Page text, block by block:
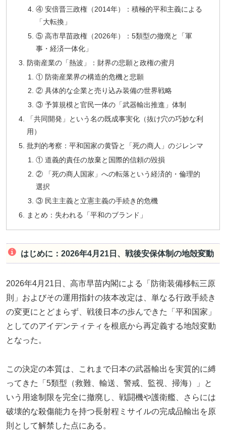
④ 安倍晋三政権（2014年）：積極的平和主義による
「大転換」
⑤ 高市早苗政権（2026年）：5類型の撤廃と「軍
事・経済一体化」
防衛産業の「熱波」：財界の悲願と政権の蜜月
① 防衛産業界の構造的危機と悲願
② 具体的な企業と売り込み装備の世界戦略
③ 予算規模と官民一体の「武器輸出推進」体制
「共同開発」という名の既成事実化（抜け穴の巧妙な利
用）
批判的考察：平和国家の黄昏と「死の商人」のジレンマ
① 道義的責任の放棄と国際的信頼の毀損
② 「死の商人国家」への転落という経済的・倫理的
選択
③ 民主主義と立憲主義の手続き的危機
まとめ：失われる「平和のブランド」
はじめに：2026年4月21日、戦後安保体制の地殻変動
2026年4月21日、高市早苗内閣による「防衛装備移転三原
則」およびその運用指針の抜本改定は、単なる行政手続き
の変更にとどまらず、戦後日本の歩んできた「平和国家」
としてのアイデンティティを根底から再定義する地殻変動
となった。
この決定の本質は、これまで日本の武器輸出を実質的に縛
ってきた「5類型（救難、輸送、警戒、監視、掃海）」と
いう用途制限を完全に撤廃し、戦闘機や護衛艦、さらには
破壊的な殺傷能力を持つ長射程ミサイルの完成品輸出を原
則として解禁した点にある。